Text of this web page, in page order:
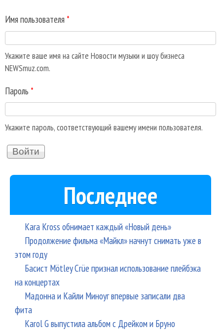
Имя пользователя *
Укажите ваше имя на сайте Новости музыки и шоу бизнеса
NEWSmuz.com.
Пароль *
Укажите пароль, соответствующий вашему имени пользователя.
Последнее
Kara Kross обнимает каждый «Новый день»
Продолжение фильма «Майкл» начнут снимать уже в
этом году
Басист Mötley Crüe признал использование плейбэка
на концертах
Мадонна и Кайли Миноуг впервые записали два
фита
Karol G выпустила альбом с Дрейком и Бруно